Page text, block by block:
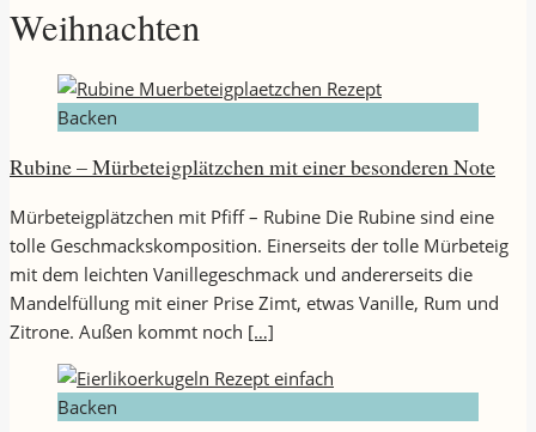
Weihnachten
Backen
Rubine – Mürbeteigplätzchen mit einer besonderen Note
Mürbeteigplätzchen mit Pfiff – Rubine Die Rubine sind eine
tolle Geschmackskomposition. Einerseits der tolle Mürbeteig
mit dem leichten Vanillegeschmack und andererseits die
Mandelfüllung mit einer Prise Zimt, etwas Vanille, Rum und
Zitrone. Außen kommt noch […]
Backen